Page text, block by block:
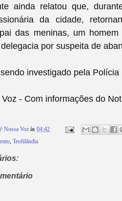
ainda relatou que,
da cidade,
pai das meninas, um
por suspeita de
investigado pela Polícia
Voz - Com informações do
Nossa Voz às 04:42
, Teofilândia